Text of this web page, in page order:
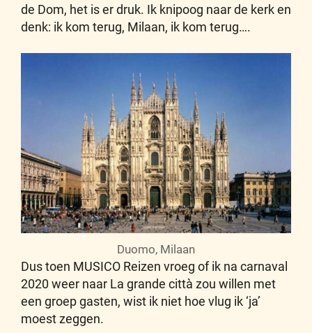
de Dom, het is er druk. Ik knipoog naar de kerk en
denk: ik kom terug, Milaan, ik kom terug….
Duomo, Milaan
Dus toen MUSICO Reizen vroeg of ik na carnaval
2020 weer naar La grande città zou willen met
een groep gasten, wist ik niet hoe vlug ik ‘ja’
moest zeggen.